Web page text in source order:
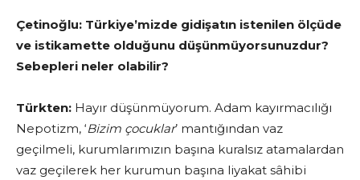
Çetinoğlu: Türkiye’mizde gidişatın istenilen ölçüde
ve istikamette olduğunu düşünmüyorsunuzdur?
Sebepleri neler olabilir?
Türkten: Hayır düşünmüyorum. Adam kayırmacılığı
Nepotizm, ‘Bizim çocuklar’ mantığından vaz
geçilmeli, kurumlarımızın başına kuralsız atamalardan
vaz geçilerek her kurumun başına liyakat sâhibi